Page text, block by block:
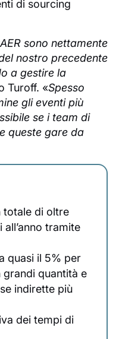
di sourcing
sono nettamente
nostro precedente
a gestire la
Turoff. «Spesso
gli eventi più
se i team di
queste gare da
totale di oltre
tramite
quasi il 5% per
quantità e
indirette più
dei tempi di